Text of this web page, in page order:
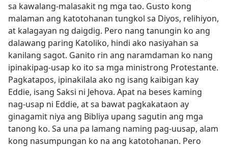
sa kawalang-malasakit ng mga tao. Gusto kong
malaman ang katotohanan tungkol sa Diyos, relihiyon,
at kalagayan ng daigdig. Pero nang tanungin ko ang
dalawang paring Katoliko, hindi ako nasiyahan sa
kanilang sagot. Ganito rin ang naramdaman ko nang
ipinakipag-usap ko ito sa mga ministrong Protestante.
Pagkatapos, ipinakilala ako ng isang kaibigan kay
Eddie, isang Saksi ni Jehova. Apat na beses kaming
nag-usap ni Eddie, at sa bawat pagkakataon ay
ginagamit niya ang Bibliya upang sagutin ang mga
tanong ko. Sa una pa lamang naming pag-uusap, alam
kong nasumpungan ko na ang katotohanan. Pero